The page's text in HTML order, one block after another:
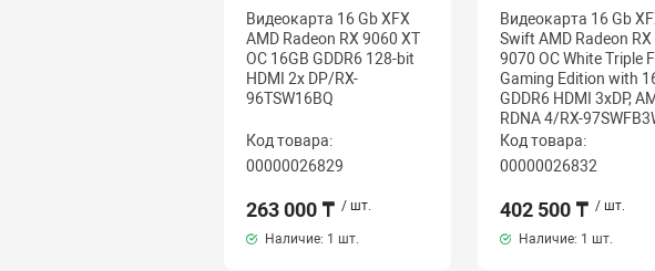
Видеокарта 16 Gb XFX
AMD Radeon RX 9060 XT
OC 16GB GDDR6 128-bit
HDMI 2x DP/RX-
96TSW16BQ
Код товара:
00000026829
263 000 ₸ / шт.
Наличие: 1 шт.
Видеокарта 16 Gb
Swift AMD Radeon RX
9070 OC White Triple
Gaming Edition with
GDDR6 HDMI 3xDP,
RDNA 4/RX-
Код товара:
00000026832
402 500 ₸ / шт.
Наличие: 1 шт.